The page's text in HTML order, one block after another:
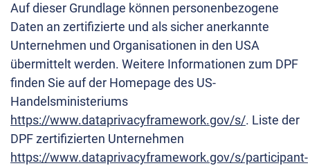
Auf dieser Grundlage können personenbezogene
Daten an zertifizierte und als sicher anerkannte
Unternehmen und Organisationen in den USA
übermittelt werden. Weitere Informationen zum DPF
finden Sie auf der Homepage des US-
Handelsministeriums
https://www.dataprivacyframework.gov/s/. Liste der
DPF zertifizierten Unternehmen
https://www.dataprivacyframework.gov/s/participant-